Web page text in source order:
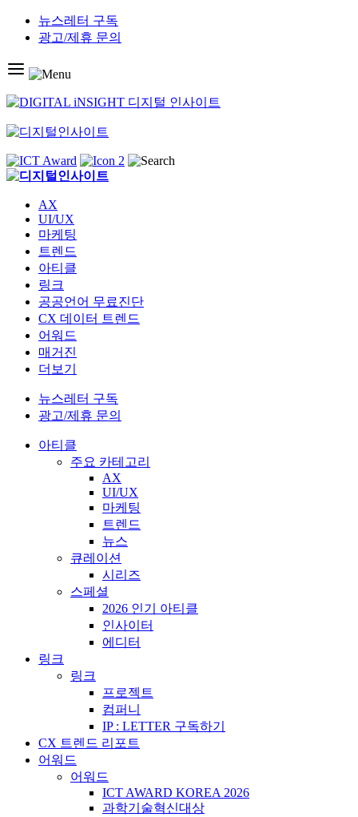
Skip
content
뉴스레터 구독
광고/제휴 문의
AX
UI/UX
마케팅
트렌드
아티클
링크
공공언어 무료진단
CX 데이터 트렌드
어워드
매거진
더보기
뉴스레터 구독
광고/제휴 문의
아티클
주요 카테고리
AX
UI/UX
마케팅
트렌드
뉴스
큐레이션
시리즈
스페셜
2026 인기 아티클
인사이터
에디터
링크
링크
프로젝트
컴퍼니
IP : LETTER 구독하기
CX 트렌드 리포트
어워드
어워드
ICT AWARD KOREA 2026
과학기술혁신대상